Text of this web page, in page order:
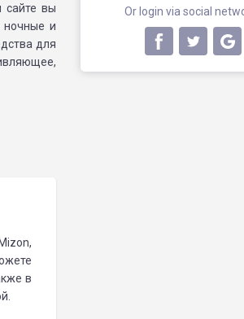
Or login via social
сайте вы
ночные и
для
в